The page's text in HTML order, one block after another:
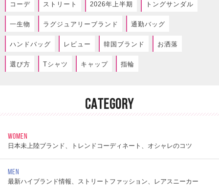
コーデ ストリート 2026年上半期 トングサンダル
一生物 ラグジュアリーブランド 通勤バッグ
ハンドバッグ レビュー 韓国ブランド お洒落
選び方 Tシャツ キャップ 指輪
CATEGORY
WOMEN
日本未上陸ブランド、トレンドコーディネート、オシャレのコツ
MEN
最新ハイブランド情報、ストリートファッション、レアスニーカー